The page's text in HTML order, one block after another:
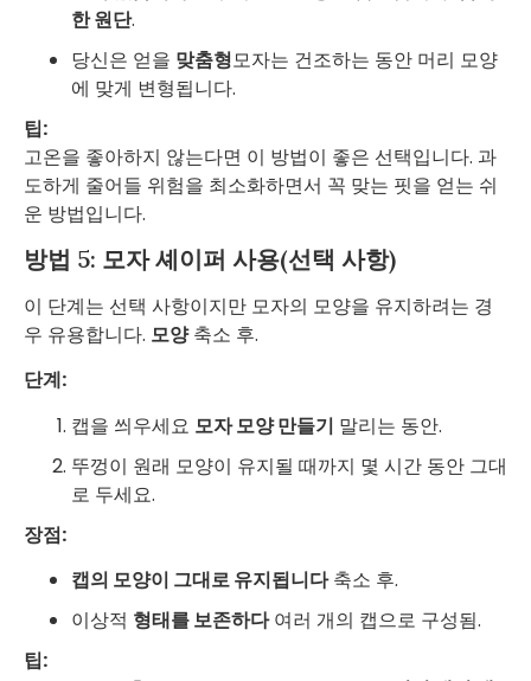
한 원단.
당신은 얻을 맞춤형모자는 건조하는 동안 머리 모양
에 맞게 변형됩니다.
팁:
고온을 좋아하지 않는다면 이 방법이 좋은 선택입니다. 과
도하게 줄어들 위험을 최소화하면서 꼭 맞는 핏을 얻는 쉬
운 방법입니다.
방법 5: 모자 셰이퍼 사용(선택 사항)
이 단계는 선택 사항이지만 모자의 모양을 유지하려는 경
우 유용합니다. 모양축소 후.
단계:
캡을 씌우세요 모자 모양 만들기 말리는 동안.
뚜껑이 원래 모양이 유지될 때까지 몇 시간 동안 그대
로 두세요.
장점:
캡의 모양이 그대로 유지됩니다축소 후.
이상적 형태를 보존하다여러 개의 캡으로 구성됨.
팁: